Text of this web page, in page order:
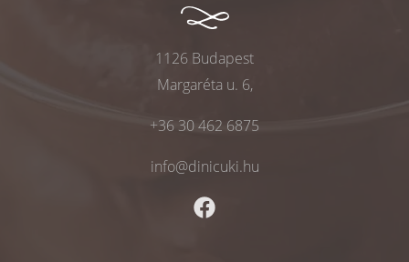
1126 Budapest
Margaréta u. 6,
+36 30 462 6875
info@dinicuki.hu